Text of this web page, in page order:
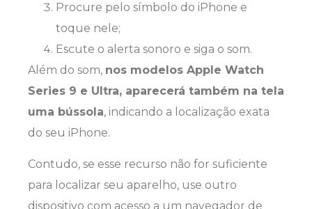
Procure pelo símbolo do iPhone e
toque nele;
Escute o alerta sonoro e siga o som.
Além do som, nos modelos Apple Watch
Series 9 e Ultra, aparecerá também na tela
uma bússola, indicando a localização exata
do seu iPhone.
Contudo, se esse recurso não for suficiente
para localizar seu aparelho, use outro
dispositivo com acesso a um navegador de